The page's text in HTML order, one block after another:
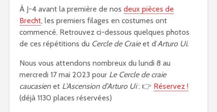
À J-4 avant la première de nos deux pièces de
Brecht, les premiers filages en costumes ont
commencé. Retrouvez ci-dessous quelques photos
de ces répétitions du Cercle de Craie et d’Arturo Ui.
Nous vous attendons nombreux du lundi 8 au
mercredi 17 mai 2023 pour Le Cercle de craie
caucasien et L’Ascension d’Arturo Ui: 👉 Réservez !
(déjà 1130 places réservées)